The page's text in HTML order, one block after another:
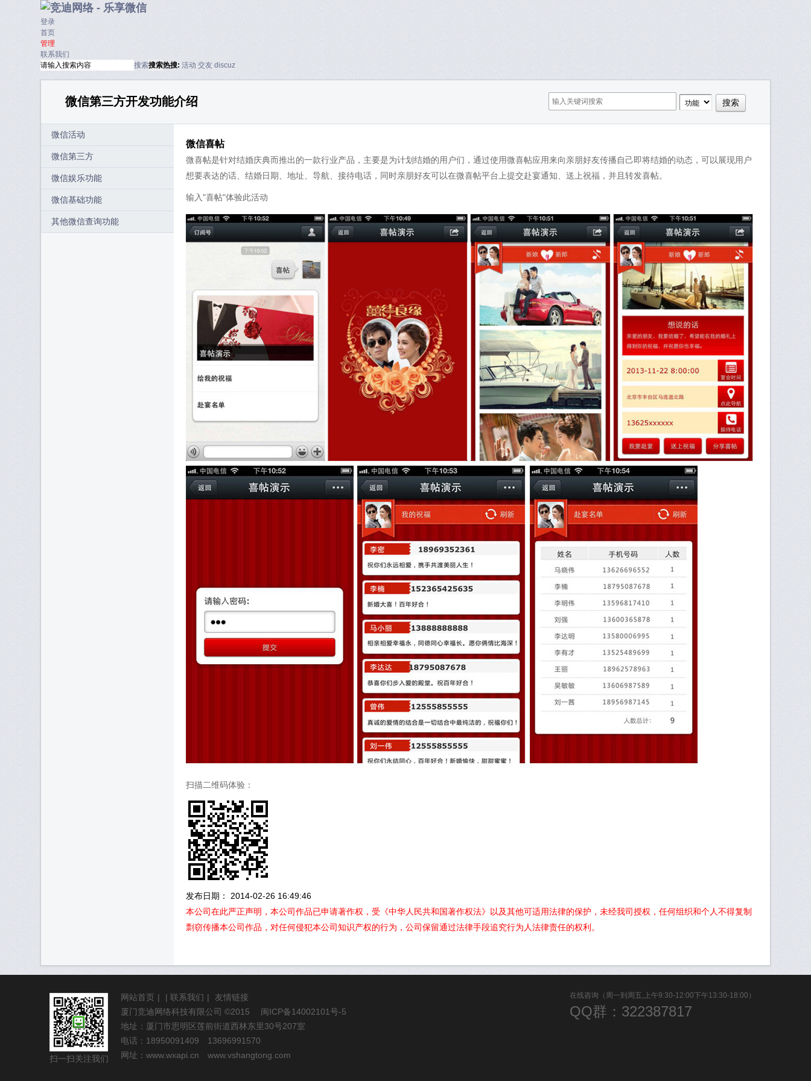
登录
首页
管理
联系我们
搜索搜索热搜: 活动 交友 discuz
微信第三方开发功能介绍
微信活动
微信第三方
微信娱乐功能
微信基础功能
其他微信查询功能
微信喜帖
微喜帖是针对结婚庆典而推出的一款行业产品，主要是为计划结婚的用户们，通过使用微喜帖应用来向亲朋好友传播自己即将结婚的动态，可以展现用户
想要表达的话、结婚日期、地址、导航、接待电话，同时亲朋好友可以在微喜帖平台上提交赴宴通知、送上祝福，并且转发喜帖。
输入"喜帖"体验此活动
扫描二维码体验：
发布日期： 2014-02-26 16:49:46
本公司在此严正声明，本公司作品已申请著作权，受《中华人民共和国著作权法》以及其他可适用法律的保护，未经我司授权，任何组织和个人不得复制
剽窃传播本公司作品，对任何侵犯本公司知识产权的行为，公司保留通过法律手段追究行为人法律责任的权利。
扫一扫关注我们
网站首页 | | 联系我们 |
友情链接
厦门竞迪网络科技有限公司 ©2015 闽ICP备14002101号-5
地址：厦门市思明区莲前街道西林东里30号207室
电话：18950091409 13696991570
网址： www.wxapi.cn www.vshangtong.com
在线咨询（周一到周五,上午9:30-12:00下午13:30-18:00）
QQ群：322387817